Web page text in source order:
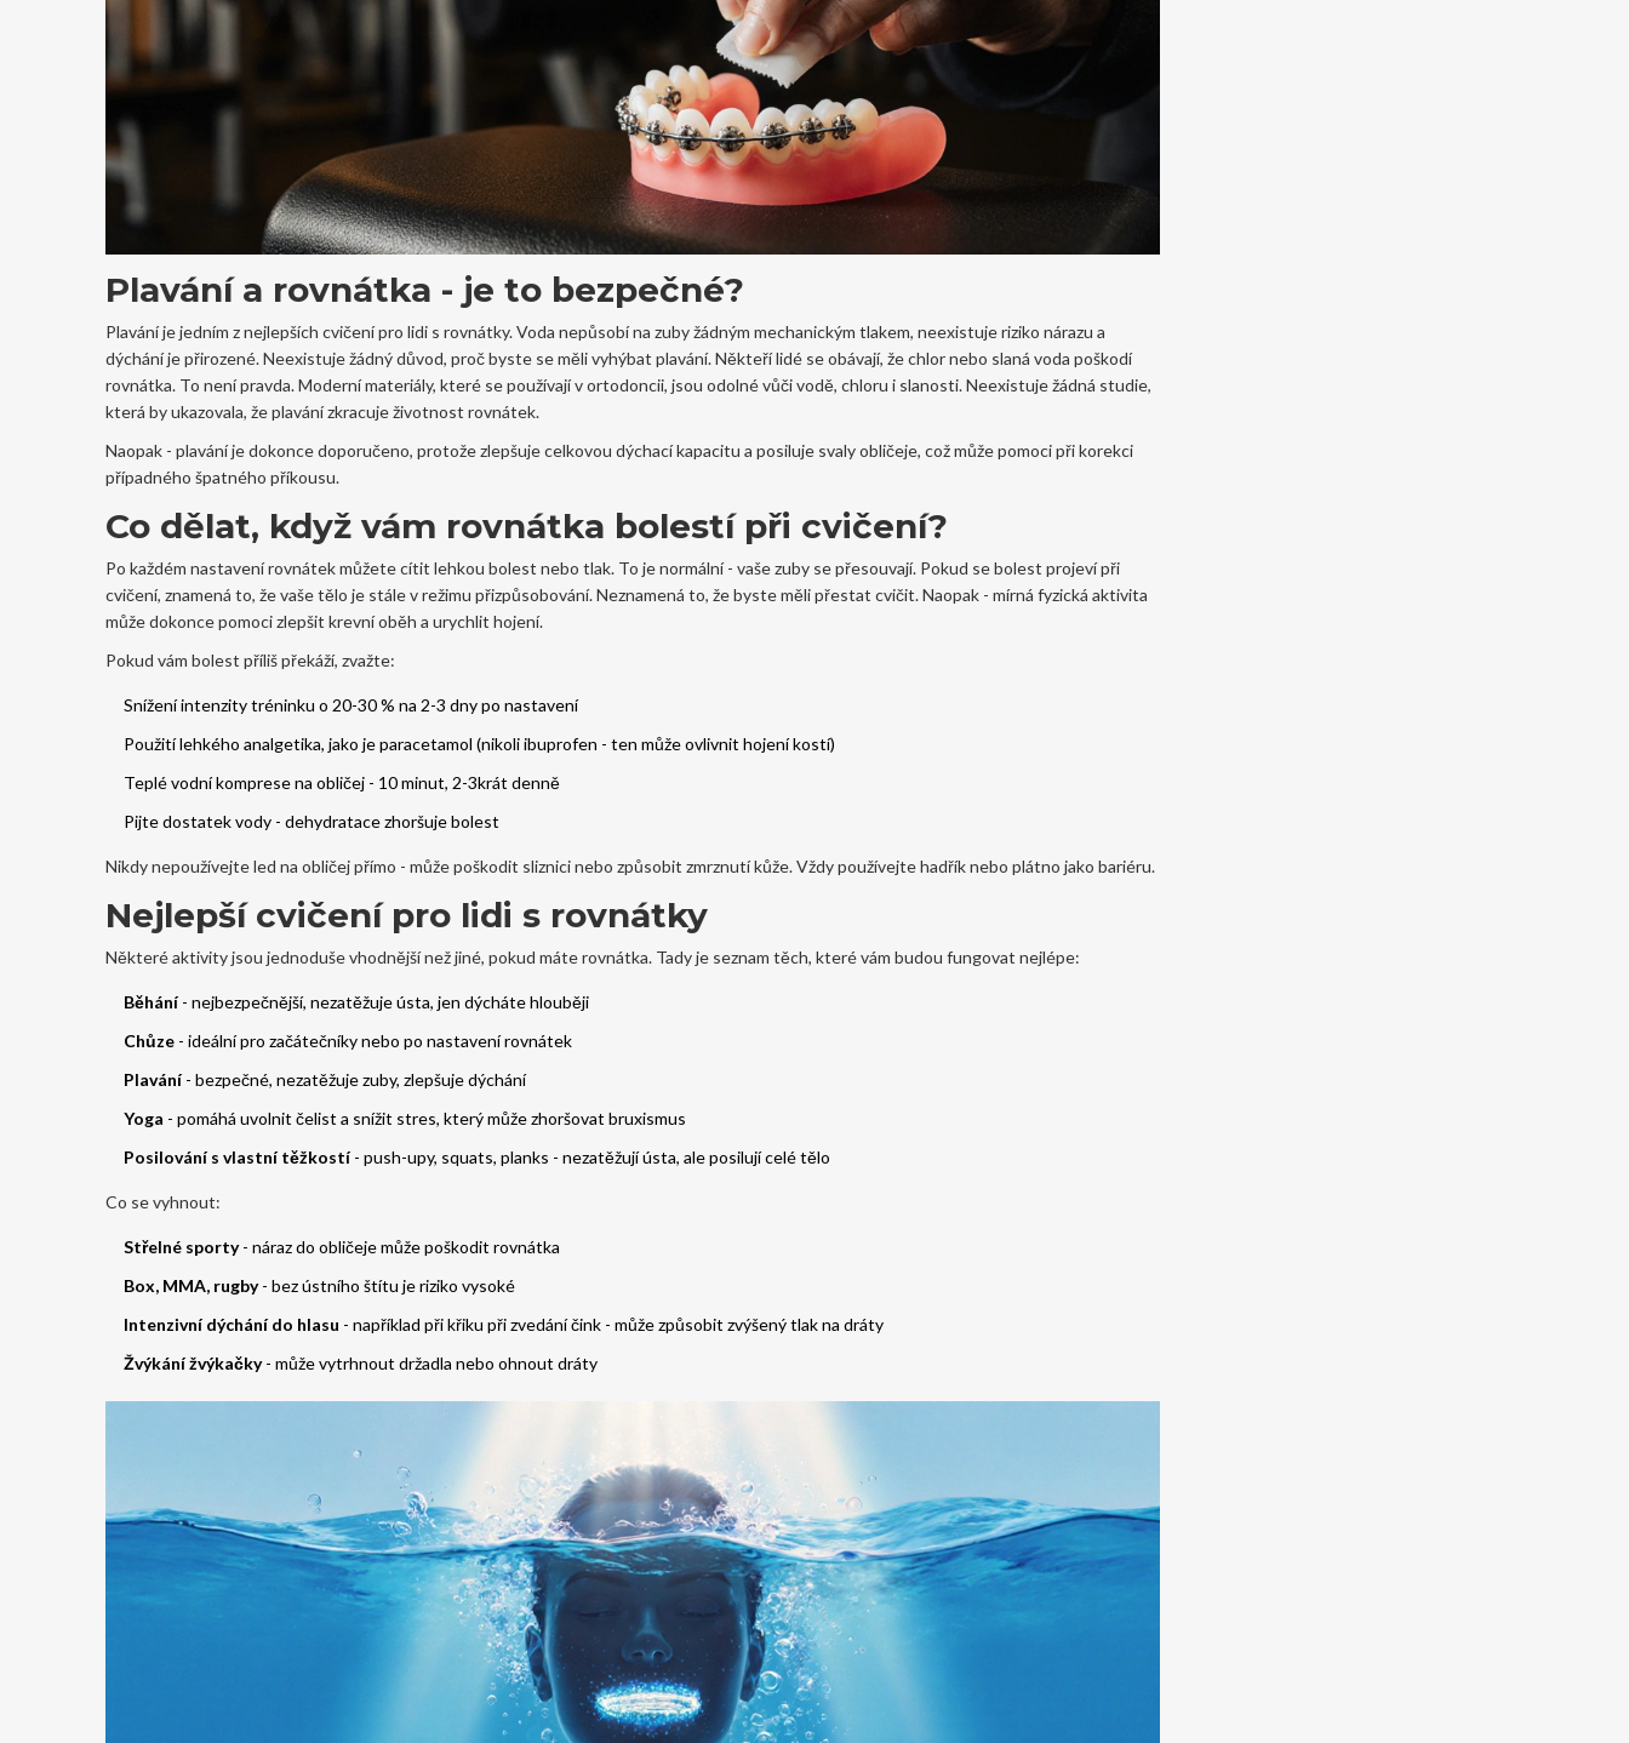
Plavání a rovnátka - je to bezpečné?
Plavání je jedním z nejlepších cvičení pro lidi s rovnátky. Voda nepůsobí na zuby žádným mechanickým tlakem, neexistuje riziko nárazu a
dýchání je přirozené. Neexistuje žádný důvod, proč byste se měli vyhýbat plavání. Někteří lidé se obávají, že chlor nebo slaná voda poškodí
rovnátka. To není pravda. Moderní materiály, které se používají v ortodoncii, jsou odolné vůči vodě, chloru i slanosti. Neexistuje žádná studie,
která by ukazovala, že plavání zkracuje životnost rovnátek.
Naopak - plavání je dokonce doporučeno, protože zlepšuje celkovou dýchací kapacitu a posiluje svaly obličeje, což může pomoci při korekci
případného špatného příkousu.
Co dělat, když vám rovnátka bolestí při cvičení?
Po každém nastavení rovnátek můžete cítit lehkou bolest nebo tlak. To je normální - vaše zuby se přesouvají. Pokud se bolest projeví při
cvičení, znamená to, že vaše tělo je stále v režimu přizpůsobování. Neznamená to, že byste měli přestat cvičit. Naopak - mírná fyzická aktivita
může dokonce pomoci zlepšit krevní oběh a urychlit hojení.
Pokud vám bolest příliš překáží, zvažte:
Snížení intenzity tréninku o 20-30 % na 2-3 dny po nastavení
Použití lehkého analgetika, jako je paracetamol (nikoli ibuprofen - ten může ovlivnit hojení kostí)
Teplé vodní komprese na obličej - 10 minut, 2-3krát denně
Pijte dostatek vody - dehydratace zhoršuje bolest
Nikdy nepoužívejte led na obličej přímo - může poškodit sliznici nebo způsobit zmrznutí kůže. Vždy používejte hadřík nebo plátno jako bariéru.
Nejlepší cvičení pro lidi s rovnátky
Některé aktivity jsou jednoduše vhodnější než jiné, pokud máte rovnátka. Tady je seznam těch, které vám budou fungovat nejlépe:
Běhání - nejbezpečnější, nezatěžuje ústa, jen dýcháte hlouběji
Chůze - ideální pro začátečníky nebo po nastavení rovnátek
Plavání - bezpečné, nezatěžuje zuby, zlepšuje dýchání
Yoga - pomáhá uvolnit čelist a snížit stres, který může zhoršovat bruxismus
Posilování s vlastní těžkostí - push-upy, squats, planks - nezatěžují ústa, ale posilují celé tělo
Co se vyhnout:
Střelné sporty- náraz do obličeje může poškodit rovnátka
Box, MMA, rugby- bez ústního štítu je riziko vysoké
Intenzivní dýchání do hlasu - například při křiku při zvedání čink - může způsobit zvýšený tlak na dráty
Žvýkání žvýkačky- může vytrhnout držadla nebo ohnout dráty